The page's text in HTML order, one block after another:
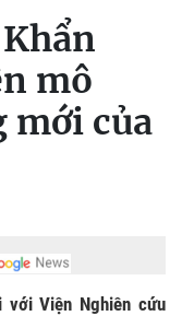
mô
mới của
Viện Nghiên cứu